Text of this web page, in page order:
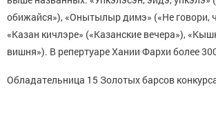
обижайся»), «Онытылыр димэ» («Не говори,
«Казан кичлэре» («Казанские вечера»),
вишня»). В репертуаре Хании Фархи более
Обладательница 15 Золотых барсов